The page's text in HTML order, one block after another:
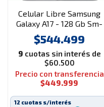
Celular Libre Samsung
Galaxy A17 - 128 Gb Sm-
A175fzararo Gray
$544.499
9 cuotas sin interés de
$60.500
Precio con transferencia
$449.999
12 cuotas s/interés